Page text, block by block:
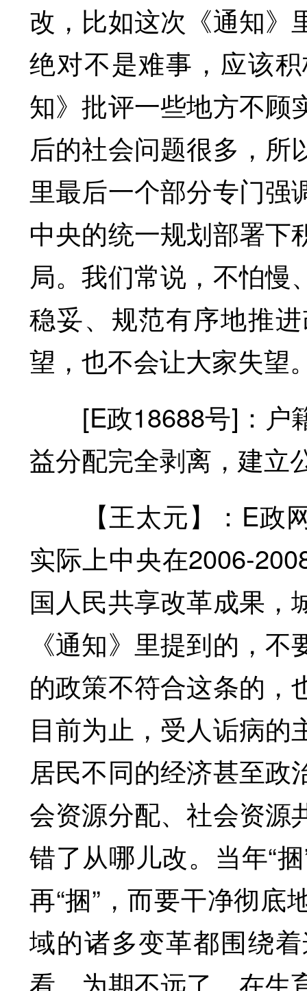
改，比如这次《通知》
绝对不是难事，应该
知》批评一些地方不顾
后的社会问题很多，所
里最后一个部分专门强
中央的统一规划部署下
局。我们常说，不怕慢
稳妥、规范有序地推
望，也不会让大家失望
[E政18688号]：户
益分配完全剥离，建立
【王太元】：E政网
实际上中央在2006-
国人民共享改革成果，
《通知》里提到的，
的政策不符合这条的，
目前为止，受人诟病的
居民不同的经济甚至政
会资源分配、社会资源
错了从哪儿改。当年“
再“捆”，而要干净彻底
域的诸多变革都围绕
看，为期不远了。在生